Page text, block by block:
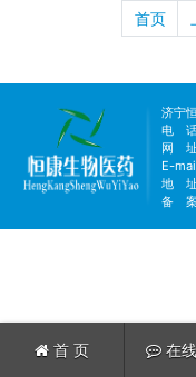
首页
济宁
电 话
网 址
E-
地 址
备 案
首 页 在